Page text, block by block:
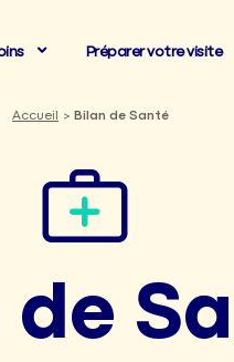
Préparer votre visite
Accueil Bilan de Santé
de